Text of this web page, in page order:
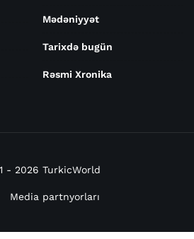
Mədəniyyət
Tarixdə bugün
Rəsmi Xronika
- 2026 TurkicWorld
Media partnyorları